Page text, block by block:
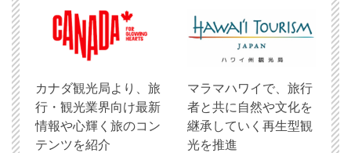
​カナダ観光局より、旅
行・観光業界向け最新
情報や心輝く旅のコン
テンツを紹介
マラマハワイで、旅行
者と共に自然や文化を
継承していく再生型観
光を推進